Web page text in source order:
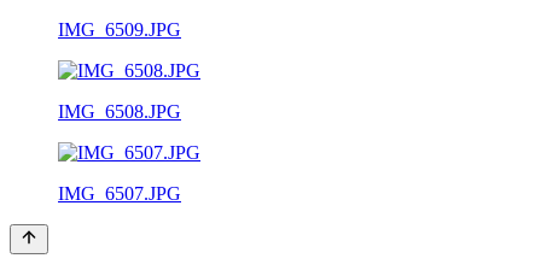
IMG_6509.JPG
IMG_6508.JPG
IMG_6507.JPG